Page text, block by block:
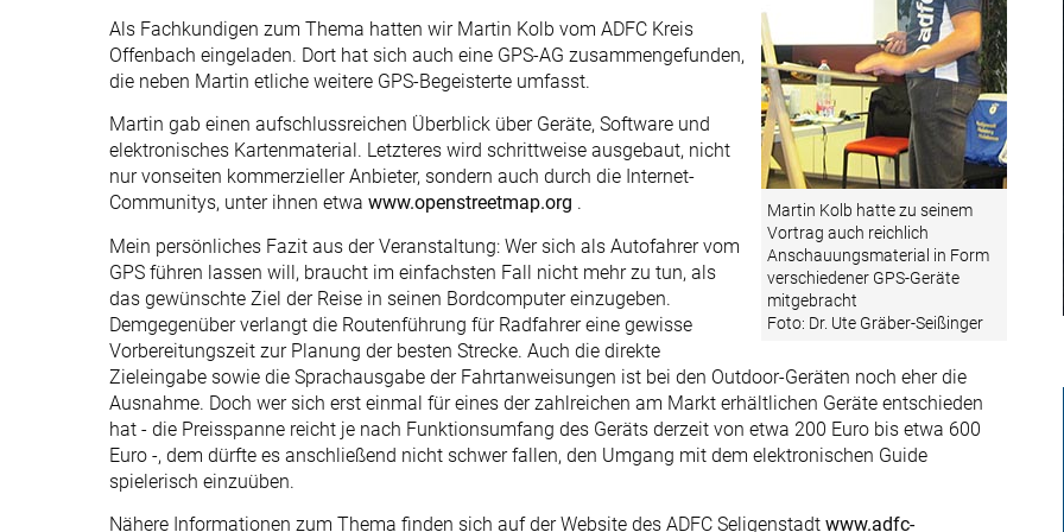
Martin Kolb hatte zu seinem
Vortrag auch reichlich
Anschauungsmaterial in Form
verschiedener GPS-Geräte
mitgebracht
Foto: Dr. Ute Gräber-Seißinger
Als Fachkundigen zum Thema hatten wir Martin Kolb vom ADFC Kreis
Offenbach eingeladen. Dort hat sich auch eine GPS-AG zusammengefunden,
die neben Martin etliche weitere GPS-Begeisterte umfasst.
Martin gab einen aufschlussreichen Überblick über Geräte, Software und
elektronisches Kartenmaterial. Letzteres wird schrittweise ausgebaut, nicht
nur vonseiten kommerzieller Anbieter, sondern auch durch die Internet-
Communitys, unter ihnen etwa www.openstreetmap.org .
Mein persönliches Fazit aus der Veranstaltung: Wer sich als Autofahrer vom
GPS führen lassen will, braucht im einfachsten Fall nicht mehr zu tun, als
das gewünschte Ziel der Reise in seinen Bordcomputer einzugeben.
Demgegenüber verlangt die Routenführung für Radfahrer eine gewisse
Vorbereitungszeit zur Planung der besten Strecke. Auch die direkte
Zieleingabe sowie die Sprachausgabe der Fahrtanweisungen ist bei den Outdoor-Geräten noch eher die
Ausnahme. Doch wer sich erst einmal für eines der zahlreichen am Markt erhältlichen Geräte entschieden
hat - die Preisspanne reicht je nach Funktionsumfang des Geräts derzeit von etwa 200 Euro bis etwa 600
Euro -, dem dürfte es anschließend nicht schwer fallen, den Umgang mit dem elektronischen Guide
spielerisch einzuüben.
Nähere Informationen zum Thema finden sich auf der Website des ADFC Seligenstadt www.adfc-